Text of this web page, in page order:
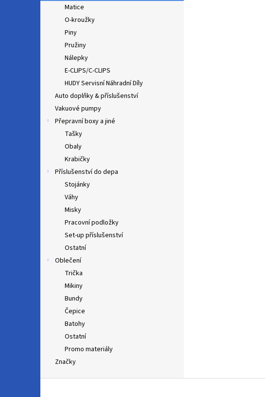
Matice
O-kroužky
Piny
Pružiny
Nálepky
E-CLIPS/C-CLIPS
HUDY Servisní Náhradní Díly
Auto doplňky & příslušenství
Vakuové pumpy
Přepravní boxy a jiné
Tašky
Obaly
Krabičky
Příslušenství do depa
Stojánky
Váhy
Misky
Pracovní podložky
Set-up příslušenství
Ostatní
Oblečení
Trička
Mikiny
Bundy
Čepice
Batohy
Ostatní
Promo materiály
Značky